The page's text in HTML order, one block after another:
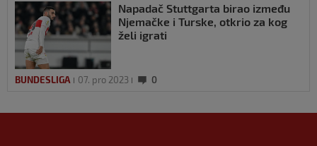
Napadač Stuttgarta birao između
Njemačke i Turske, otkrio za kog
želi igrati
BUNDESLIGA 07. pro 2023 0